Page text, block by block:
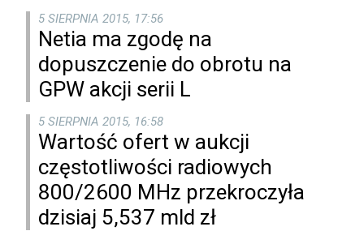
5 SIERPNIA 2015, 17:56
Netia ma zgodę na
dopuszczenie do obrotu na
GPW akcji serii L
5 SIERPNIA 2015, 16:58
Wartość ofert w aukcji
częstotliwości radiowych
800/2600 MHz przekroczyła
dzisiaj 5,537 mld zł